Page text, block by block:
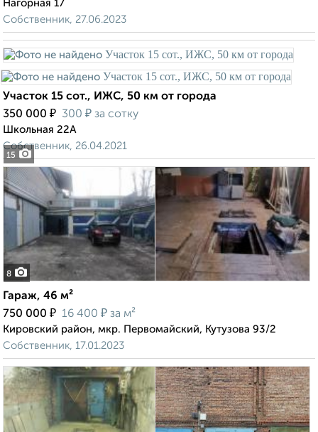
Нагорная 17
Собственник, 27.06.2023
15
Участок 15 сот., ИЖС, 50 км от города
350 000 ₽ 300 ₽ за сотку
Школьная 22А
Собственник, 26.04.2021
8
Гараж, 46 м²
750 000 ₽ 16 400 ₽ за м²
Кировский район, мкр. Первомайский, Кутузова 93/2
Собственник, 17.01.2023